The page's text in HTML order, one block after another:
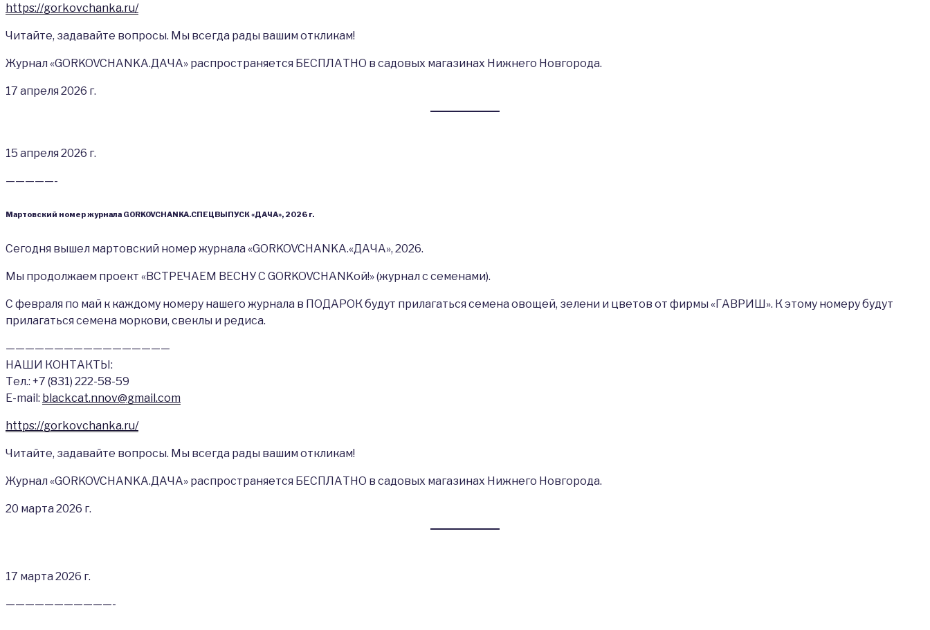
https://gorkovchanka.ru/
Читайте, задавайте вопросы. Мы всегда рады вашим откликам!
Журнал «GORKOVCHANKA.ДАЧА» распространяется БЕСПЛАТНО в садовых магазинах Нижнего Новгорода.
17 апреля 2026 г.
15 апреля 2026 г.
—————-
Мартовский номер журнала GORKOVCHANKA.СПЕЦВЫПУСК «ДАЧА», 2026 г.
Сегодня вышел мартовский номер журнала «GORKOVCHANKA.«ДАЧА», 2026.
Мы продолжаем проект «ВСТРЕЧАЕМ ВЕСНУ С GORKOVCHANKой!» (журнал с семенами).
С февраля по май к каждому номеру нашего журнала в ПОДАРОК будут прилагаться семена овощей, зелени и цветов от фирмы «ГАВРИШ». К этому номеру будут
прилагаться семена моркови, свеклы и редиса.
—————————————————
НАШИ КОНТАКТЫ:
Тел.: +7 (831) 222-58-59
Е-mail: blackcat.nnov@gmail.com
https://gorkovchanka.ru/
Читайте, задавайте вопросы. Мы всегда рады вашим откликам!
Журнал «GORKOVCHANKA.ДАЧА» распространяется БЕСПЛАТНО в садовых магазинах Нижнего Новгорода.
20 марта 2026 г.
17 марта 2026 г.
———————————-